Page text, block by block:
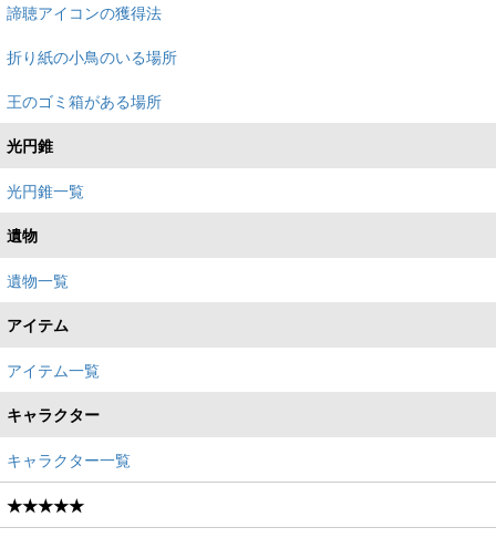
諦聴アイコンの獲得法
折り紙の小鳥のいる場所
王のゴミ箱がある場所
光円錐
光円錐一覧
遺物
遺物一覧
アイテム
アイテム一覧
キャラクター
キャラクター一覧
★★★★★